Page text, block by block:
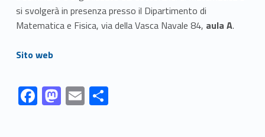
si svolgerà in presenza presso il Dipartimento di
Matematica e Fisica, via della Vasca Navale 84, aula A.
Link identifier #identifier__122908-1
Sito web
Link identifier #identifier__150276-1 F
ac
Link identifier #identifier__127020-2 M
as
Link identifier #identifier__173368-3 E
m
Link identifier #identifier__74234-4 S
h